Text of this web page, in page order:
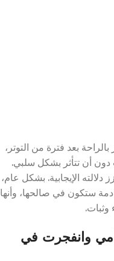
بعد فترة من التوتر،
دون أن تتأثر بشكل سلبي.
دلالته الإيجابية. بشكل عام،
ستكون في صالحها، وأنها
وثبات.
وانفجرت في